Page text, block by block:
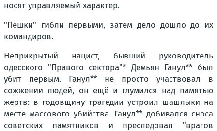
носят управляемый характер.
"Пешки" гибли первыми, затем дело дошло до их
командиров.
Неприкрытый нацист, бывший руководитель
одесского "Правого сектора"* Демьян Ганул** был
убит первым. Ганул** не просто участвовал в
сожжении людей, он ещё и глумился над памятью
жертв: в годовщину трагедии устроил шашлыки на
месте массового убийства. Ганул** добивался сноса
советских памятников и преследовал "врагов